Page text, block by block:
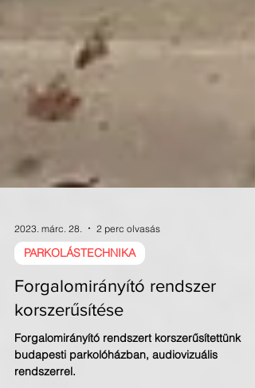
2023. márc. 28. 2 perc olvasás
PARKOLÁSTECHNIKA
Forgalomirányító rendszer
korszerűsítése
Forgalomirányító rendszert korszerűsítettünk
budapesti parkolóházban, audiovizuális